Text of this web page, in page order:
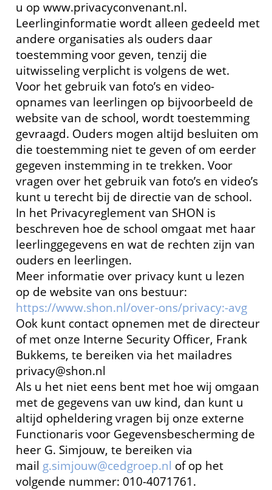
u op www.privacyconvenant.nl.
Leerlinginformatie wordt alleen gedeeld met
andere organisaties als ouders daar
toestemming voor geven, tenzij die
uitwisseling verplicht is volgens de wet.
Voor het gebruik van foto’s en video-
opnames van leerlingen op bijvoorbeeld de
website van de school, wordt toestemming
gevraagd. Ouders mogen altijd besluiten om
die toestemming niet te geven of om eerder
gegeven instemming in te trekken. Voor
vragen over het gebruik van foto’s en video’s
kunt u terecht bij de directie van de school.
In het Privacyreglement van SHON is
beschreven hoe de school omgaat met haar
leerlinggegevens en wat de rechten zijn van
ouders en leerlingen.
Meer informatie over privacy kunt u lezen
op de website van ons bestuur:
https://www.shon.nl/over-ons/privacy:-avg
Ook kunt contact opnemen met de directeur
of met onze Interne Security Officer, Frank
Bukkems, te bereiken via het mailadres
privacy@shon.nl
Als u het niet eens bent met hoe wij omgaan
met de gegevens van uw kind, dan kunt u
altijd opheldering vragen bij onze externe
Functionaris voor Gegevensbescherming de
heer G. Simjouw, te bereiken via
mail g.simjouw@cedgroep.nl of op het
volgende nummer: 010-4071761.